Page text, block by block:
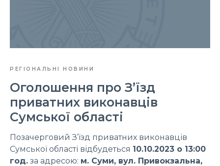
РЕГІОНАЛЬНІ НОВИНИ
Оголошення про З’їзд
приватних виконавців
Сумської області
Позачерговий З’їзд приватних виконавців
Сумської області відбудеться 10.10.2023 о 13:00
год. за адресою: м. Суми, вул. Привокзальна,